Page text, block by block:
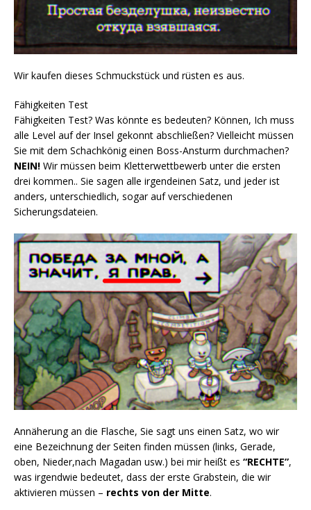
Wir kaufen dieses Schmuckstück und rüsten es aus.
Fähigkeiten Test
Fähigkeiten Test? Was könnte es bedeuten? Können, Ich muss
alle Level auf der Insel gekonnt abschließen? Vielleicht müssen
Sie mit dem Schachkönig einen Boss-Ansturm durchmachen?
NEIN! Wir müssen beim Kletterwettbewerb unter die ersten
drei kommen.. Sie sagen alle irgendeinen Satz, und jeder ist
anders, unterschiedlich, sogar auf verschiedenen
Sicherungsdateien.
Annäherung an die Flasche, Sie sagt uns einen Satz, wo wir
eine Bezeichnung der Seiten finden müssen (links, Gerade,
oben, Nieder,nach Magadan usw.) bei mir heißt es “RECHTE”,
was irgendwie bedeutet, dass der erste Grabstein, die wir
aktivieren müssen – rechts von der Mitte.